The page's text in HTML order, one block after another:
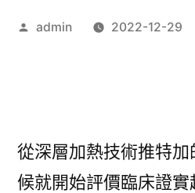
作
admin 2022-12-29
從深層加熱技術推特加
候就開始評價臨床證實